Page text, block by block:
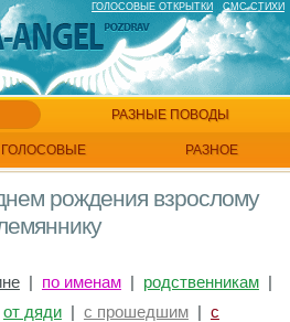
ГОЛОСОВЫЕ ОТКРЫТКИ СМС СТИХИ
РАЗНЫЕ ПОВОДЫ
ГОЛОСОВЫЕ РАЗНОЕ
рождения взрослому
| по именам| родственникам|
от дяди| с прошедшим| с